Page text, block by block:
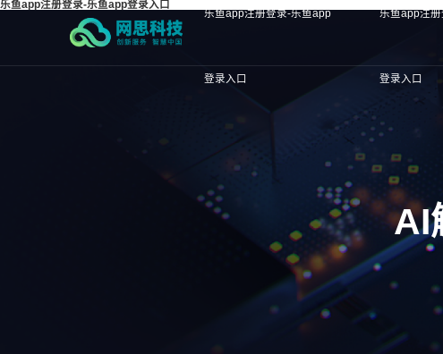
乐鱼app注册登录-乐鱼app登录入口
乐鱼app注册登录-乐鱼app
登录入口
乐鱼app注
登录入口
AI